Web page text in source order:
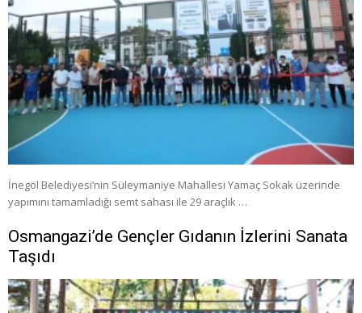
İnegöl Belediyesi’nin Süleymaniye Mahallesi Yamaç Sokak üzerinde
yapımını tamamladığı semt sahası ile 29 araçlık …
Osmangazi’de Gençler Gıdanın İzlerini Sanata
Taşıdı